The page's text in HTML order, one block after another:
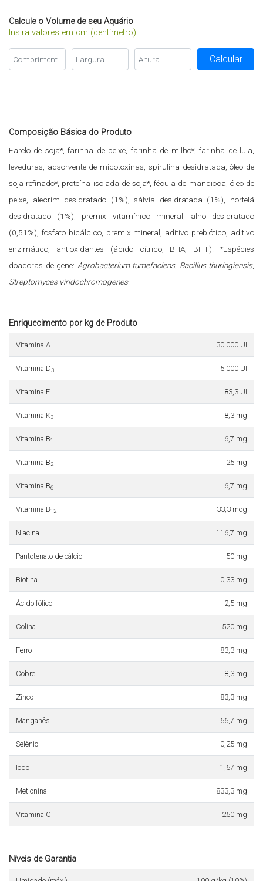
Calcule o Volume de seu Aquário
Insira valores em cm (centímetro)
Calcular
Composição Básica do Produto
Farelo de soja*, farinha de peixe, farinha de milho*, farinha de lula,
leveduras, adsorvente de micotoxinas, spirulina desidratada, óleo de
soja refinado*, proteína isolada de soja*, fécula de mandioca, óleo de
peixe, alecrim desidratado (1%), sálvia desidratada (1%), hortelã
desidratado (1%), premix vitamínico mineral, alho desidratado
(0,51%), fosfato bicálcico, premix mineral, aditivo prebiótico, aditivo
enzimático, antioxidantes (ácido cítrico, BHA, BHT). *Espécies
doadoras de gene: Agrobacterium tumefaciens, Bacillus thuringiensis,
Streptomyces viridochromogenes.
Enriquecimento por kg de Produto
Vitamina A 30.000 UI
Vitamina D3 5.000 UI
Vitamina E 83,3 UI
Vitamina K3 8,3 mg
Vitamina B1 6,7 mg
Vitamina B2 25 mg
Vitamina B6 6,7 mg
Vitamina B12 33,3 mcg
Niacina 116,7 mg
Pantotenato de cálcio 50 mg
Biotina 0,33 mg
Ácido fólico 2,5 mg
Colina 520 mg
Ferro 83,3 mg
Cobre 8,3 mg
Zinco 83,3 mg
Manganês 66,7 mg
Selênio 0,25 mg
Iodo 1,67 mg
Metionina 833,3 mg
Vitamina C 250 mg
Níveis de Garantia